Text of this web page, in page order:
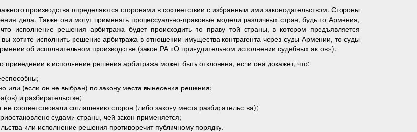
производства определяются сторонами в соответствии с избранным ими законодательством. Стороны
дела. Также они могут применять процессуально-правовые модели различных стран, будь то Армения,
исполнение решения арбитража будет происходить по праву той страны, в котором предъявляется
хотите исполнить решение арбитража в отношении имущества контрагента через суды Армении, то суды
об исполнительном производстве (закон РА «О принудительном исполнении судебных актов»).
в исполнение решения арбитража может быть отклонена, если она докажет, что:
или (если он не выбран) по закону места вынесения решения;
и разбирательстве;
соответствовали соглашению сторон (либо закону места разбирательства);
судами страны, чей закон применяется;
или исполнение решения противоречит публичному порядку.